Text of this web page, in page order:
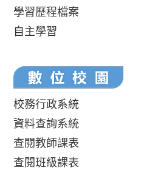
學習歷程檔案
自主學習
校務行政系統
資料查詢系統
查閱教師課表
查閱班級課表